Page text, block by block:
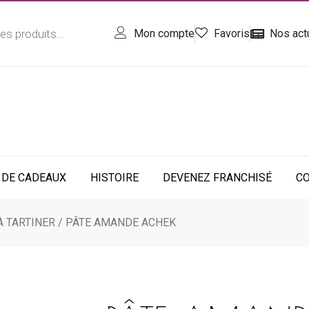
Mon compte Favoris Nos
CADEAUX HISTOIRE DEVENEZ FRANCHISÉ
TARTINER / PÂTE AMANDE ACHEK